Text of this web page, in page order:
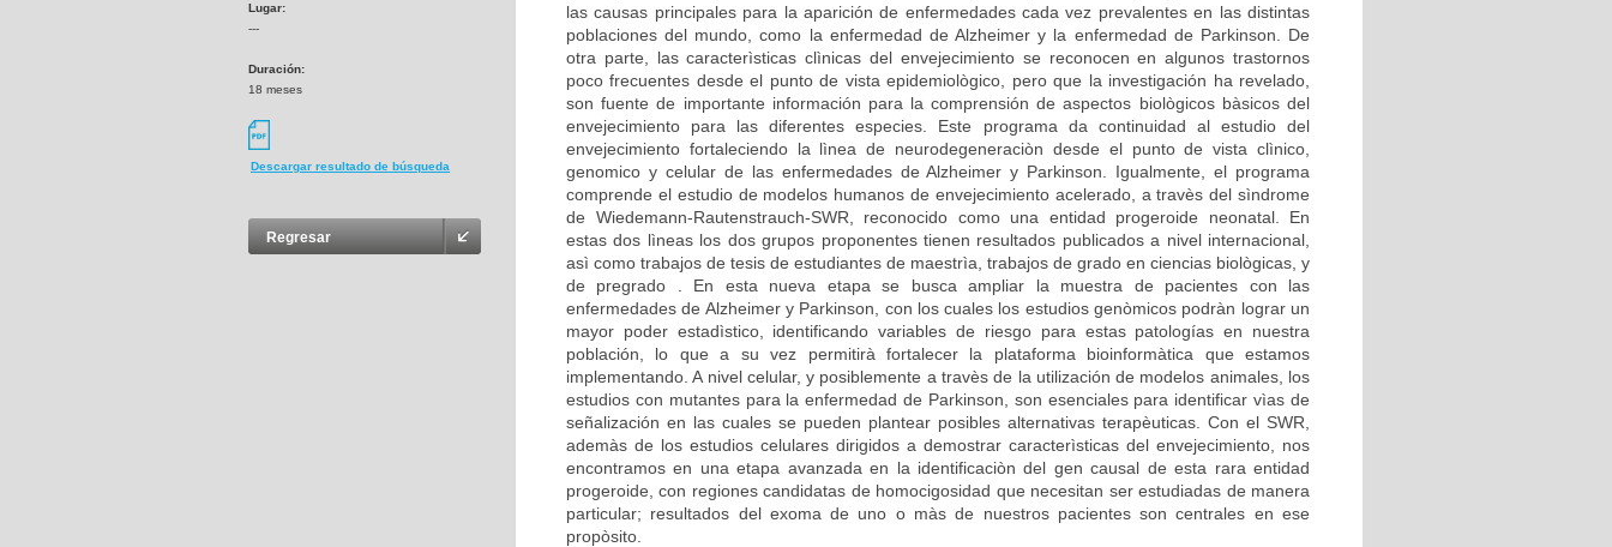
Lugar:
---
Duración:
18 meses
Descargar resultado de búsqueda
Regresar
las causas principales para la aparición de enfermedades cada vez prevalentes en las distintas
poblaciones del mundo, como la enfermedad de Alzheimer y la enfermedad de Parkinson. De
otra parte, las caracterìsticas clìnicas del envejecimiento se reconocen en algunos trastornos
poco frecuentes desde el punto de vista epidemiològico, pero que la investigación ha revelado,
son fuente de importante información para la comprensión de aspectos biològicos bàsicos del
envejecimiento para las diferentes especies. Este programa da continuidad al estudio del
envejecimiento fortaleciendo la lìnea de neurodegeneraciòn desde el punto de vista clìnico,
genomico y celular de las enfermedades de Alzheimer y Parkinson. Igualmente, el programa
comprende el estudio de modelos humanos de envejecimiento acelerado, a travès del sìndrome
de Wiedemann-Rautenstrauch-SWR, reconocido como una entidad progeroide neonatal. En
estas dos lìneas los dos grupos proponentes tienen resultados publicados a nivel internacional,
asì como trabajos de tesis de estudiantes de maestrìa, trabajos de grado en ciencias biològicas, y
de pregrado . En esta nueva etapa se busca ampliar la muestra de pacientes con las
enfermedades de Alzheimer y Parkinson, con los cuales los estudios genòmicos podràn lograr un
mayor poder estadìstico, identificando variables de riesgo para estas patologías en nuestra
población, lo que a su vez permitirà fortalecer la plataforma bioinformàtica que estamos
implementando. A nivel celular, y posiblemente a travès de la utilización de modelos animales, los
estudios con mutantes para la enfermedad de Parkinson, son esenciales para identificar vìas de
señalización en las cuales se pueden plantear posibles alternativas terapèuticas. Con el SWR,
ademàs de los estudios celulares dirigidos a demostrar caracterìsticas del envejecimiento, nos
encontramos en una etapa avanzada en la identificaciòn del gen causal de esta rara entidad
progeroide, con regiones candidatas de homocigosidad que necesitan ser estudiadas de manera
particular; resultados del exoma de uno o màs de nuestros pacientes son centrales en ese
propòsito.